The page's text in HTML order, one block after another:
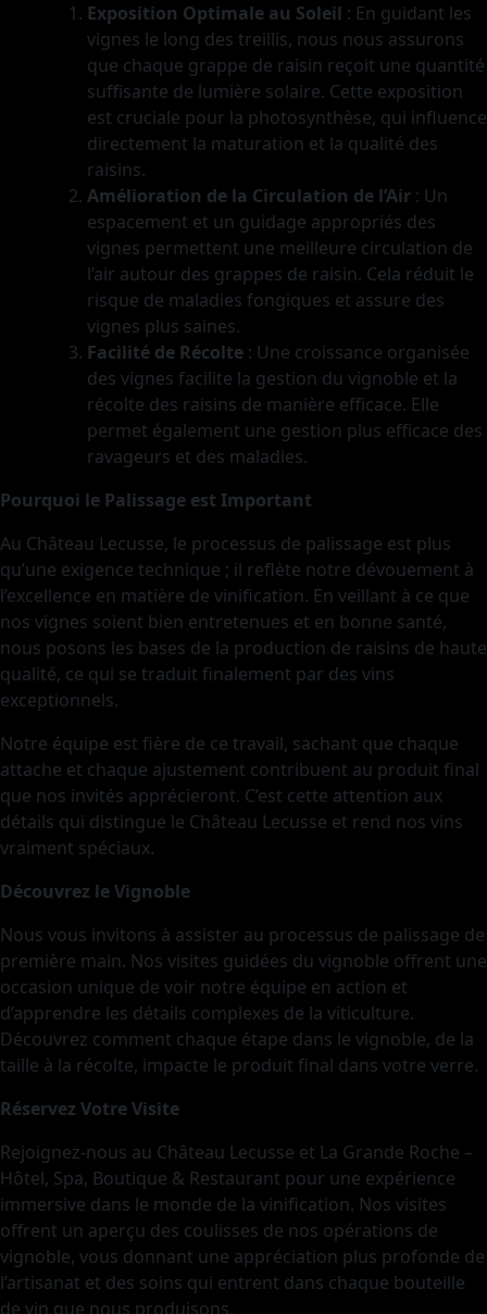
Exposition Optimale au Soleil : En guidant les
vignes le long des treillis, nous nous assurons
que chaque grappe de raisin reçoit une quantité
suffisante de lumière solaire. Cette exposition
est cruciale pour la photosynthèse, qui influence
directement la maturation et la qualité des
raisins.
Amélioration de la Circulation de l’Air : Un
espacement et un guidage appropriés des
vignes permettent une meilleure circulation de
l’air autour des grappes de raisin. Cela réduit le
risque de maladies fongiques et assure des
vignes plus saines.
Facilité de Récolte : Une croissance organisée
des vignes facilite la gestion du vignoble et la
récolte des raisins de manière efficace. Elle
permet également une gestion plus efficace des
ravageurs et des maladies.
Pourquoi le Palissage est Important
Au Château Lecusse, le processus de palissage est plus
qu’une exigence technique ; il reflète notre dévouement à
l’excellence en matière de vinification. En veillant à ce que
nos vignes soient bien entretenues et en bonne santé,
nous posons les bases de la production de raisins de haute
qualité, ce qui se traduit finalement par des vins
exceptionnels.
Notre équipe est fière de ce travail, sachant que chaque
attache et chaque ajustement contribuent au produit final
que nos invités apprécieront. C’est cette attention aux
détails qui distingue le Château Lecusse et rend nos vins
vraiment spéciaux.
Découvrez le Vignoble
Nous vous invitons à assister au processus de palissage de
première main. Nos visites guidées du vignoble offrent une
occasion unique de voir notre équipe en action et
d’apprendre les détails complexes de la viticulture.
Découvrez comment chaque étape dans le vignoble, de la
taille à la récolte, impacte le produit final dans votre verre.
Réservez Votre Visite
Rejoignez-nous au Château Lecusse et La Grande Roche –
Hôtel, Spa, Boutique & Restaurant pour une expérience
immersive dans le monde de la vinification. Nos visites
offrent un aperçu des coulisses de nos opérations de
vignoble, vous donnant une appréciation plus profonde de
l’artisanat et des soins qui entrent dans chaque bouteille
de vin que nous produisons.